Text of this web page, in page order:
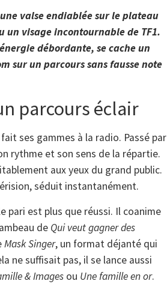
valse endiablée sur le plateau
un visage incontournable de TF1.
débordante, se cache un
sur un parcours sans fausse note
parcours éclair
ses gammes à la radio. Passé par
rythme et son sens de la répartie.
aux yeux du grand public.
séduit instantanément.
pari est plus que réussi. Il coanime
de Qui veut gagner des
Mask Singer, un format déjanté qui
ne suffisait pas, il se lance aussi
& Images ou Une famille en or.